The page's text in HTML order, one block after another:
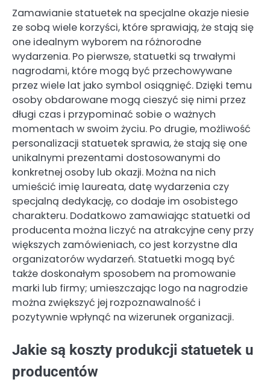
Zamawianie statuetek na specjalne okazje niesie
ze sobą wiele korzyści, które sprawiają, że stają się
one idealnym wyborem na różnorodne
wydarzenia. Po pierwsze, statuetki są trwałymi
nagrodami, które mogą być przechowywane
przez wiele lat jako symbol osiągnięć. Dzięki temu
osoby obdarowane mogą cieszyć się nimi przez
długi czas i przypominać sobie o ważnych
momentach w swoim życiu. Po drugie, możliwość
personalizacji statuetek sprawia, że stają się one
unikalnymi prezentami dostosowanymi do
konkretnej osoby lub okazji. Można na nich
umieścić imię laureata, datę wydarzenia czy
specjalną dedykację, co dodaje im osobistego
charakteru. Dodatkowo zamawiając statuetki od
producenta można liczyć na atrakcyjne ceny przy
większych zamówieniach, co jest korzystne dla
organizatorów wydarzeń. Statuetki mogą być
także doskonałym sposobem na promowanie
marki lub firmy; umieszczając logo na nagrodzie
można zwiększyć jej rozpoznawalność i
pozytywnie wpłynąć na wizerunek organizacji.
Jakie są koszty produkcji statuetek u
producentów